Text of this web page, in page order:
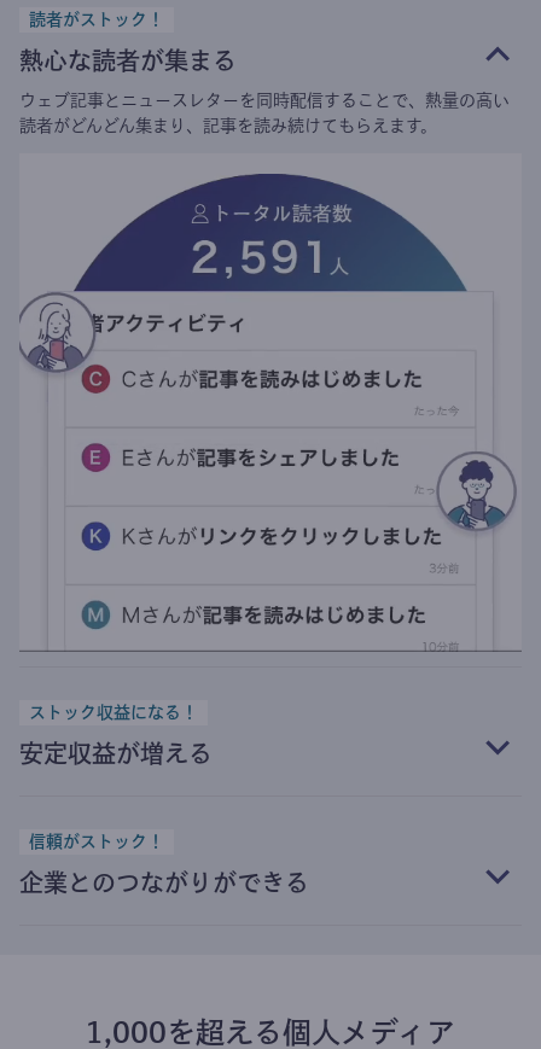
読者がストック！
熱心な読者が集まる
ウェブ記事とニュースレターを同時配信することで、熱量の高い
読者がどんどん集まり、記事を読み続けてもらえます。
ストック収益になる！
安定収益が増える
信頼がストック！
企業とのつながりができる
1,000を超える個人メディア